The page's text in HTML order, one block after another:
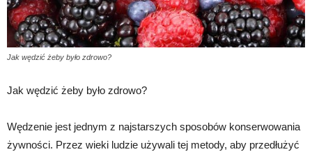
Jak wędzić żeby było zdrowo?
Jak wędzić żeby było zdrowo?
Wędzenie jest jednym z najstarszych sposobów konserwowania
żywności. Przez wieki ludzie używali tej metody, aby przedłużyć